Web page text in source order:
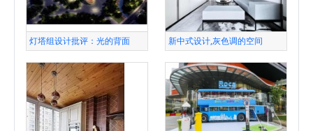
灯塔组设计批评：光的背面 新中式设计,灰色调的空间